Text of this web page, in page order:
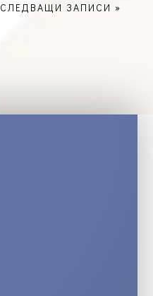
СЛЕДВАЩИ ЗАПИСИ »